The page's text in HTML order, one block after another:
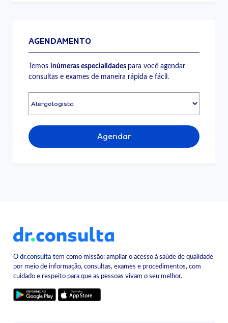
AGENDAMENTO
Temosinúmeras especialidades para você agendar
consultas e exames de maneira rápida e fácil.
Agendar
Odr.consulta tem como missão: ampliar o acesso à saúde de qualidade
por meio de informação, consultas, exames e procedimentos, com
cuidado e respeito para que as pessoas vivam o seu melhor.